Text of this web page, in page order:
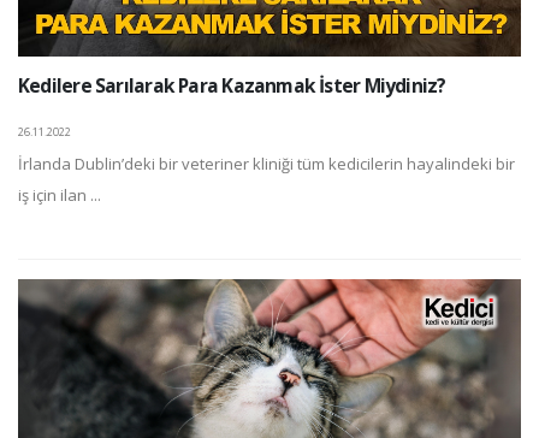
Kedilere Sarılarak Para Kazanmak İster Miydiniz?
26.11.2022
İrlanda Dublin’deki bir veteriner kliniği tüm kedicilerin hayalindeki bir
iş için ilan ...